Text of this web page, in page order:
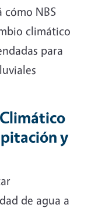
NBS
climático
para
y
de agua a